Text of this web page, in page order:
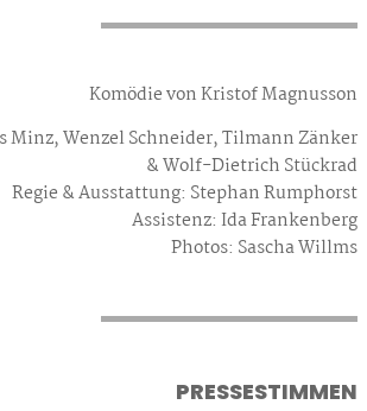
Komödie von Kristof Magnusson
Minz, Wenzel Schneider, Tilmann Zänker
& Wolf-Dietrich Stückrad
Regie & Ausstattung: Stephan Rumphorst
Assistenz: Ida Frankenberg
Photos: Sascha Willms
PRESSESTIMMEN